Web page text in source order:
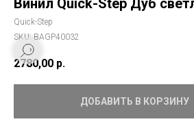
Винил Quick-Step Дуб
Quick-Step
SKU: BAGP40032
2780,00 р.
ДОБАВИТЬ В КОРЗИНУ